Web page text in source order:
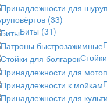
(33)
Биты (31)